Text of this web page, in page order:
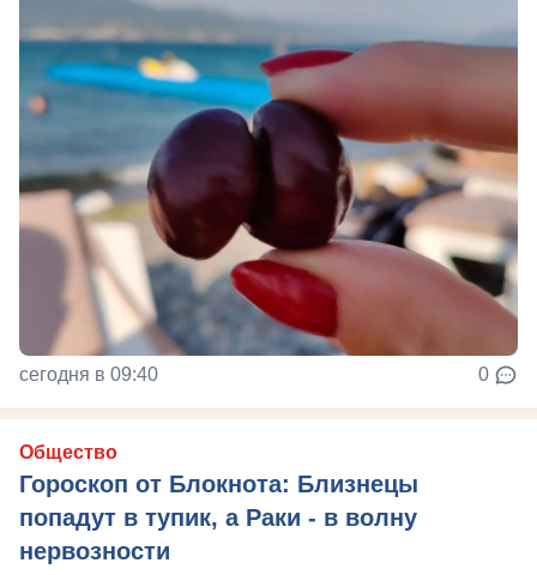
сегодня в 09:40 0
Общество
Гороскоп от Блокнота: Близнецы
попадут в тупик, а Раки - в волну
нервозности